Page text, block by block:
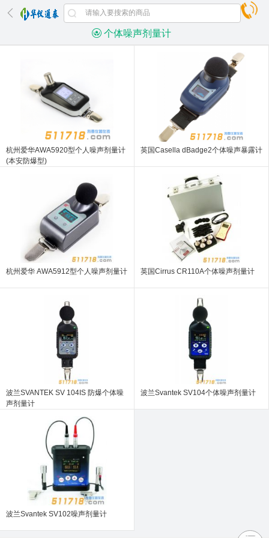
个体噪声剂量计
杭州爱华AWA5920型个人噪声剂量计
(本安防爆型)
英国Casella dBadge2个体噪声暴露计
杭州爱华 AWA5912型个人噪声剂量计 英国Cirrus CR110A个体噪声剂量计
波兰SVANTEK SV 104IS 防爆个体噪
声剂量计
波兰Svantek SV104个体噪声剂量计
波兰Svantek SV102噪声剂量计